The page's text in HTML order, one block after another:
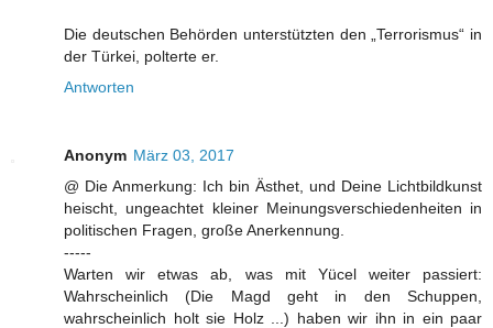
Die deutschen Behörden unterstützten den „Terrorismus“ in
der Türkei, polterte er.
Antworten
Anonym März 03, 2017
@ Die Anmerkung: Ich bin Ästhet, und Deine Lichtbildkunst
heischt, ungeachtet kleiner Meinungsverschiedenheiten in
politischen Fragen, große Anerkennung.
-----
Warten wir etwas ab, was mit Yücel weiter passiert:
Wahrscheinlich (Die Magd geht in den Schuppen,
wahrscheinlich holt sie Holz ...) haben wir ihn in ein paar